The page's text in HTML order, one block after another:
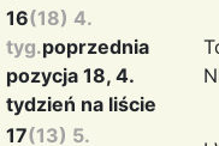
16(18) 4.
tyg.poprzednia
pozycja 18, 4.
tydzień na liście
17(13) 5.